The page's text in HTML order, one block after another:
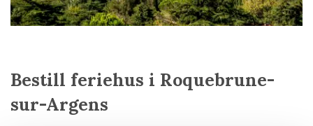
Bestill feriehus i Roquebrune-
sur-Argens